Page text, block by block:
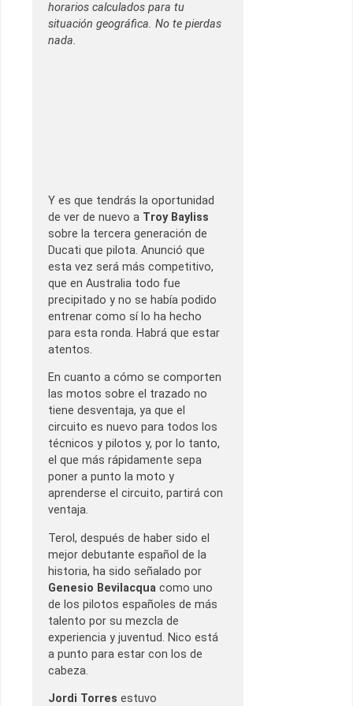
horarios calculados para tu
situación geográfica. No te pierdas
nada.
Y es que tendrás la oportunidad
de ver de nuevo a Troy Bayliss
sobre la tercera generación de
Ducati que pilota. Anunció que
esta vez será más competitivo,
que en Australia todo fue
precipitado y no se había podido
entrenar como sí lo ha hecho
para esta ronda. Habrá que estar
atentos.
En cuanto a cómo se comporten
las motos sobre el trazado no
tiene desventaja, ya que el
circuito es nuevo para todos los
técnicos y pilotos y, por lo tanto,
el que más rápidamente sepa
poner a punto la moto y
aprenderse el circuito, partirá con
ventaja.
Terol, después de haber sido el
mejor debutante español de la
historia, ha sido señalado por
Genesio Bevilacqua como uno
de los pilotos españoles de más
talento por su mezcla de
experiencia y juventud. Nico está
a punto para estar con los de
cabeza.
Jordi Torres estuvo